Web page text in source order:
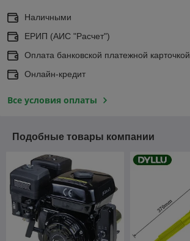
Наличными
ЕРИП (АИС "Расчет")
Оплата банковской платежной карточкой
Онлайн-кредит
Все условия оплаты
Подобные товары компании